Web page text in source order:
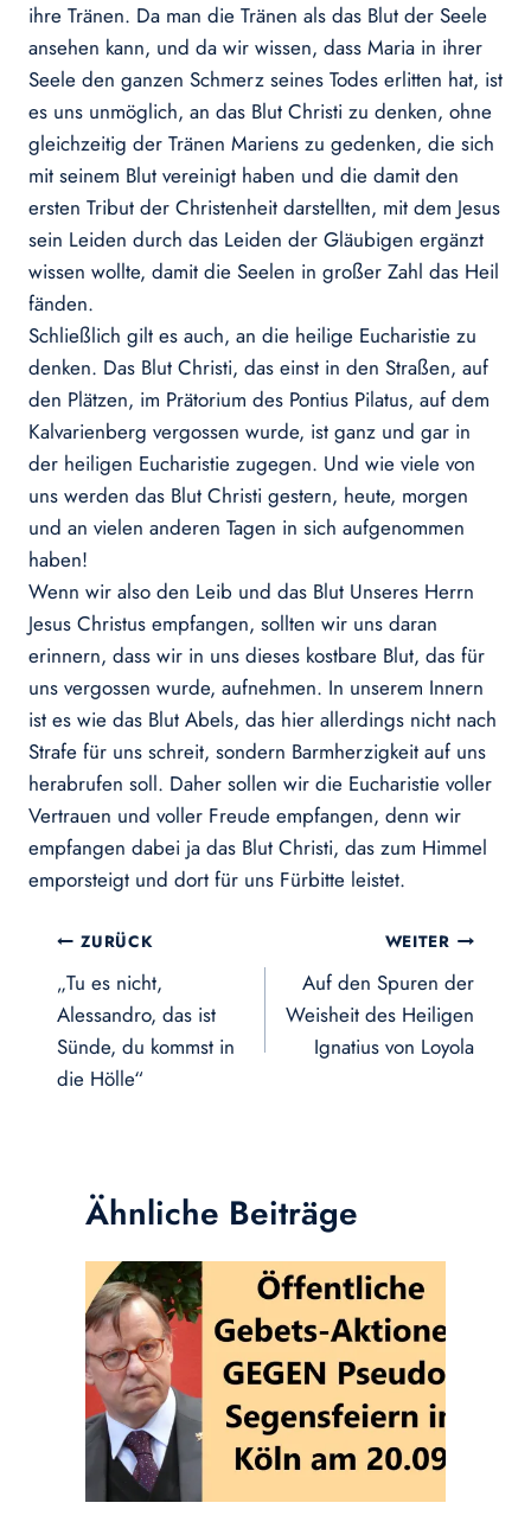
ihre Tränen. Da man die Tränen als das Blut der Seele
ansehen kann, und da wir wissen, dass Maria in ihrer
Seele den ganzen Schmerz seines Todes erlitten hat, ist
es uns unmöglich, an das Blut Christi zu denken, ohne
gleichzeitig der Tränen Mariens zu gedenken, die sich
mit seinem Blut vereinigt haben und die damit den
ersten Tribut der Christenheit darstellten, mit dem Jesus
sein Leiden durch das Leiden der Gläubigen ergänzt
wissen wollte, damit die Seelen in großer Zahl das Heil
fänden.
Schließlich gilt es auch, an die heilige Eucharistie zu
denken. Das Blut Christi, das einst in den Straßen, auf
den Plätzen, im Prätorium des Pontius Pilatus, auf dem
Kalvarienberg vergossen wurde, ist ganz und gar in
der heiligen Eucharistie zugegen. Und wie viele von
uns werden das Blut Christi gestern, heute, morgen
und an vielen anderen Tagen in sich aufgenommen
haben!
Wenn wir also den Leib und das Blut Unseres Herrn
Jesus Christus empfangen, sollten wir uns daran
erinnern, dass wir in uns dieses kostbare Blut, das für
uns vergossen wurde, aufnehmen. In unserem Innern
ist es wie das Blut Abels, das hier allerdings nicht nach
Strafe für uns schreit, sondern Barmherzigkeit auf uns
herabrufen soll. Daher sollen wir die Eucharistie voller
Vertrauen und voller Freude empfangen, denn wir
empfangen dabei ja das Blut Christi, das zum Himmel
emporsteigt und dort für uns Fürbitte leistet.
Beitragsnavigation
ZURÜCK
„Tu es nicht,
Alessandro, das ist
Sünde, du kommst in
die Hölle“
WEITER
Auf den Spuren der
Weisheit des Heiligen
Ignatius von Loyola
Ähnliche Beiträge